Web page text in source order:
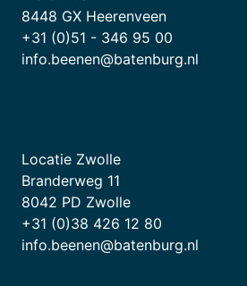
8448 GX Heerenveen
+31 (0)51 - 346 95 00
info.beenen@batenburg.nl
Locatie Zwolle
Branderweg 11
8042 PD Zwolle
+31 (0)38 426 12 80
info.beenen@batenburg.nl